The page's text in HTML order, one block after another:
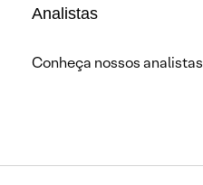
Analistas
Conheça nossos analistas